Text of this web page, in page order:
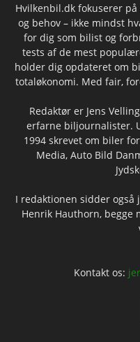
Hvilkenbil.dk fokuserer
og behov – ikke mindst
for dig som bilist og
tests af de mest
holder dig opdateret om
totaløkonomi. Med fair,
Redaktør er Jens
erfarne biljournalister.
1994 skrevet om biler
Media, Auto Bild
I redaktionen sidder
Henrik Hauthorn, begge
Kontakt os: